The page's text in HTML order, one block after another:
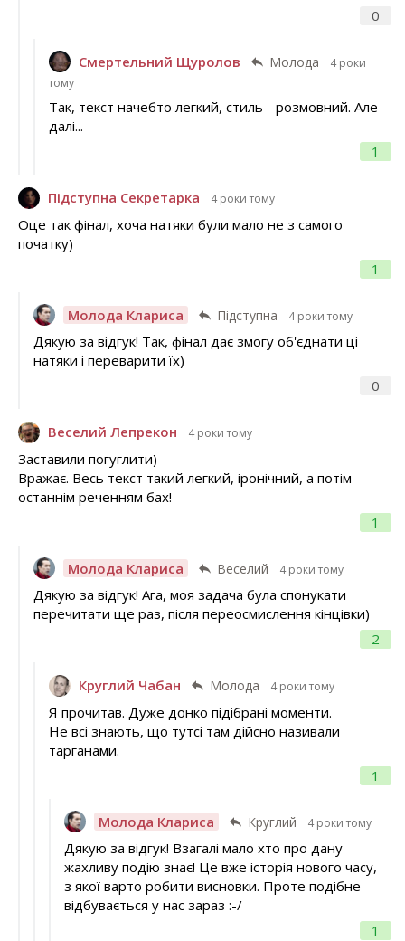
0
Смертельний Щуролов Молода
4 роки
тому
1
Так, текст начебто легкий, стиль - розмовний. Але
далі...
Підступна Секретарка 4 роки тому
1
Оце так фінал, хоча натяки були мало не з самого
початку)
Молода Клариса Підступна 4 роки тому
0
Дякую за відгук! Так, фінал дає змогу об'єднати ці
натяки і переварити їх)
Веселий Лепрекон 4 роки тому
1
Заставили погуглити)
Вражає. Весь текст такий легкий, іронічний, а потім
останнім реченням бах!
Молода Клариса Веселий 4 роки тому
2
Дякую за відгук! Ага, моя задача була спонукати
перечитати ще раз, після переосмислення кінцівки)
Круглий Чабан Молода 4 роки тому
1
Я прочитав. Дуже донко підібрані моменти.
Не всі знають, що тутсі там дійсно називали
тарганами.
Молода Клариса Круглий 4 роки тому
1
Дякую за відгук! Взагалі мало хто про дану
жахливу подію знає! Це вже історія нового часу,
з якої варто робити висновки. Проте подібне
відбувається у нас зараз :-/